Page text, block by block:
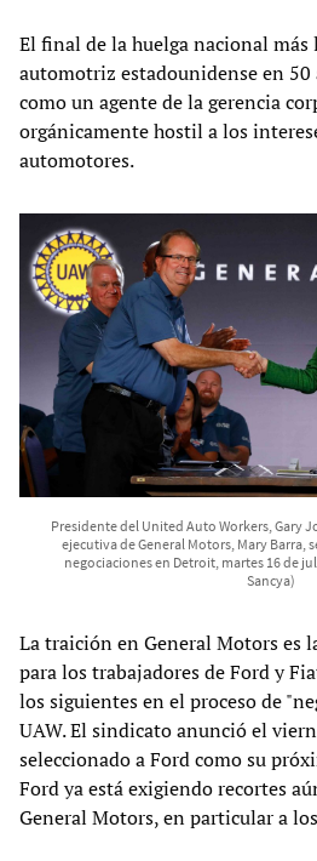
El final de la huelga nacional
automotriz estadounidense en 50
como un agente de la gerencia
orgánicamente hostil a los
automotores.
Presidente del United Auto Workers, Gary
ejecutiva de General Motors, Mary Barra,
negociaciones en Detroit, martes 16 de
Sancya)
La traición en General Motors es
para los trabajadores de Ford y
los siguientes en el proceso de
UAW. El sindicato anunció el
seleccionado a Ford como su
Ford ya está exigiendo recortes
General Motors, en particular a